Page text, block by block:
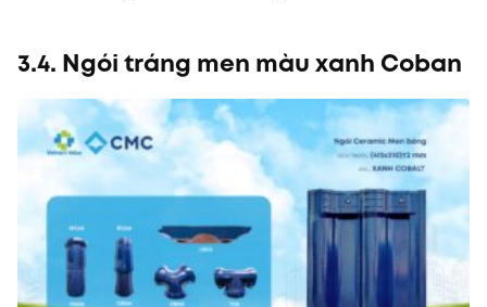
3.4. Ngói tráng men màu xanh Coban